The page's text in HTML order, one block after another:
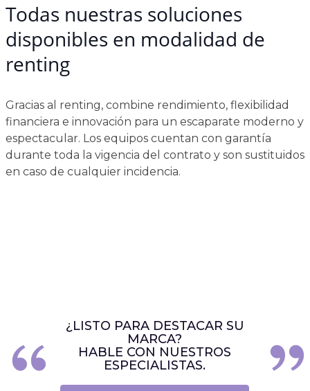
Todas nuestras soluciones
disponibles en modalidad de
renting
Gracias al renting, combine rendimiento, flexibilidad
financiera e innovación para un escaparate moderno y
espectacular. Los equipos cuentan con garantía
durante toda la vigencia del contrato y son sustituidos
en caso de cualquier incidencia.
¿LISTO PARA DESTACAR SU
MARCA?
HABLE CON NUESTROS
ESPECIALISTAS.